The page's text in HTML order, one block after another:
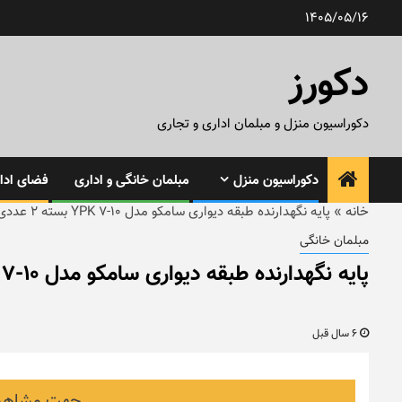
1405/05/16
دکورز
دکوراسیون منزل و مبلمان اداری و تجاری
دکوراسیون منزل مبلمان خانگی و اداری فضای
خانه » پایه نگهدارنده طبقه دیواری سامکو مدل ۱۰-۷ YPK بسته ۲ عددی
مبلمان خانگی
پایه نگهدارنده طبقه دیواری سامکو مدل ۱۰-۷ YPK بسته ۲ عددی